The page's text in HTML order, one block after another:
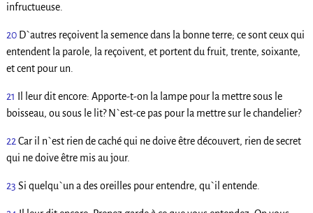
infructueuse.
20 D`autres reçoivent la semence dans la bonne terre; ce sont ceux qui
entendent la parole, la reçoivent, et portent du fruit, trente, soixante,
et cent pour un.
21
Il leur dit encore: Apporte-t-on la lampe pour la mettre sous le
boisseau, ou sous le lit? N`est-ce pas pour la mettre sur le chandelier?
22Car il n`est rien de caché qui ne doive être découvert, rien de secret
qui ne doive être mis au jour.
23 Si quelqu`un a des oreilles pour entendre, qu`il entende.